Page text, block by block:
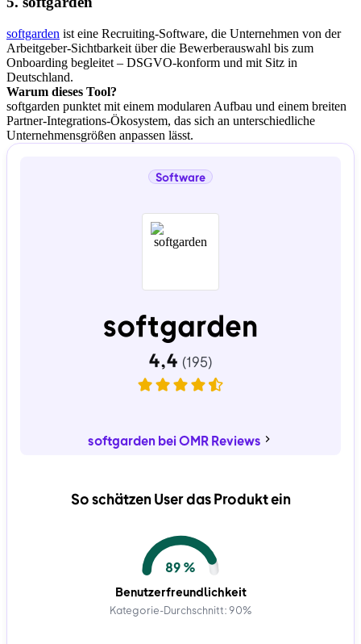
softgarden ist eine Recruiting-Software, die Unternehmen von der
Arbeitgeber-Sichtbarkeit über die Bewerberauswahl bis zum
Onboarding begleitet – DSGVO-konform und mit Sitz in
Deutschland.
Warum dieses Tool?
softgarden punktet mit einem modularen Aufbau und einem breiten
Partner-Integrations-Ökosystem, das sich an unterschiedliche
Unternehmensgrößen anpassen lässt.
So schätzen User das Produkt ein
89 %
Benutzerfreundlichkeit
Kategorie-Durchschnitt: 90%
Software
softgarden
softgarden bei OMR Reviews